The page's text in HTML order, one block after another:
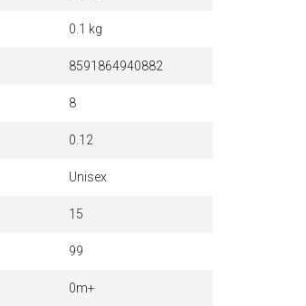
0.1 kg
8591864940882
8
0.12
Unisex
15
99
0m+